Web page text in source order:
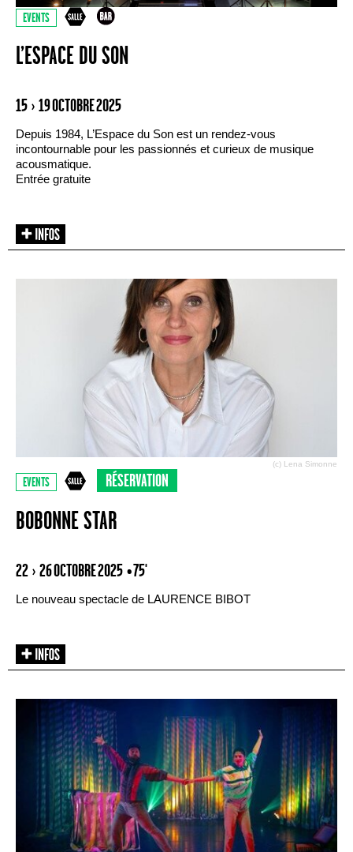
EVENTS
L’ESPACE DU SON
15 › 19 OCTOBRE 2025
Depuis 1984, L’Espace du Son est un rendez-vous
incontournable pour les passionnés et curieux de musique
acousmatique.
Entrée gratuite
(c) Lena Simonne
EVENTS RÉSERVATION
BOBONNE STAR
22 › 26 OCTOBRE 2025 • 75'
Le nouveau spectacle de LAURENCE BIBOT